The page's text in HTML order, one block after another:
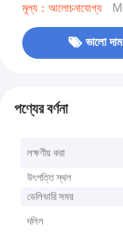
মূল্য：আলোচনাযোগ্য
ভালো দাম
পণ্যের বর্ণনা
লক্ষণীয় করা
উৎপত্তি স্থল
ডেলিভারি সময়
দলিল